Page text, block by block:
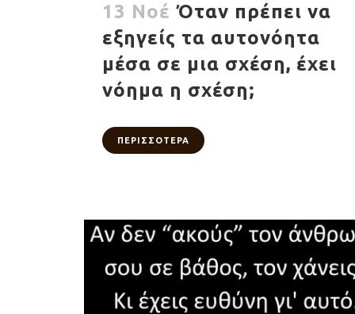
13 Νοέ Όταν πρέπει να
εξηγείς τα αυτονόητα
μέσα σε μια σχέση, έχει
νόημα η σχέση;
ΠΕΡΙΣΣΟΤΕΡΑ